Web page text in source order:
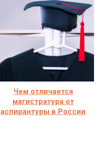
Чем отличается
магистратура от
аспирантуры в России